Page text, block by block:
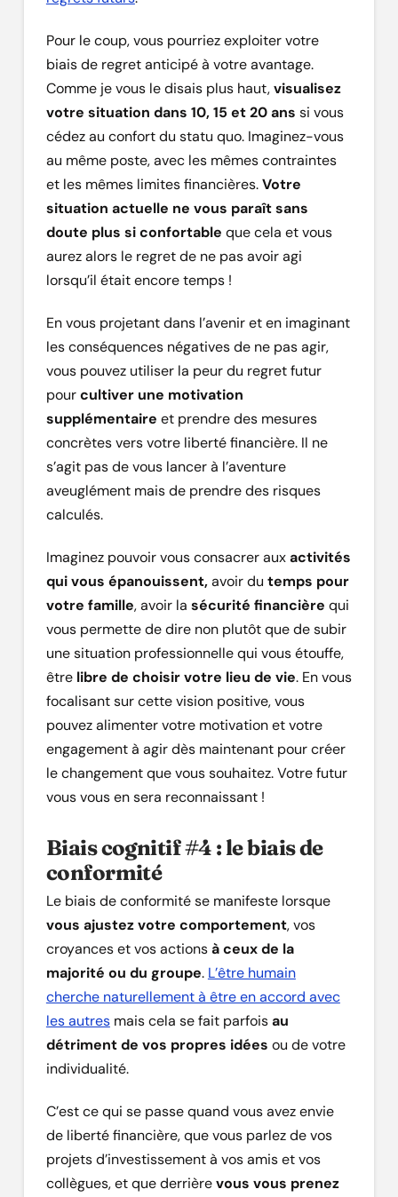
Pour le coup, vous pourriez exploiter votre
biais de regret anticipé à votre avantage.
Comme je vous le disais plus haut,visualisez
votre situation dans 10, 15 et 20 ans si vous
cédez au confort du statu quo. Imaginez-vous
au même poste, avec les mêmes contraintes
et les mêmes limites financières.Votre
situation actuelle ne vous paraît sans
doute plus si confortable que cela et vous
aurez alors le regret de ne pas avoir agi
lorsqu’il était encore temps !
En vous projetant dans l’avenir et en imaginant
les conséquences négatives de ne pas agir,
vous pouvez utiliser la peur du regret futur
pourcultiver une motivation
supplémentaire et prendre des mesures
concrètes vers votre liberté financière. Il ne
s’agit pas de vous lancer à l’aventure
aveuglément mais de prendre des risques
calculés.
Imaginez pouvoir vous consacrer auxactivités
qui vous épanouissent,avoir du temps pour
votre famille, avoir la sécurité financière qui
vous permette de dire non plutôt que de subir
une situation professionnelle qui vous étouffe,
être libre de choisir votre lieu de vie. En vous
focalisant sur cette vision positive, vous
pouvez alimenter votre motivation et votre
engagement à agir dès maintenant pour créer
le changement que vous souhaitez. Votre futur
vous vous en sera reconnaissant !
Biais cognitif #4 : le biais de
conformité
Le biais de conformité se manifeste lorsque
vous ajustez votre comportement, vos
croyances et vos actionsà ceux de la
majorité ou du groupe. L’être humain
cherche naturellement à être en accord avec
les autresmais cela se fait parfoisau
détriment de vos propres idées ou de votre
individualité.
C’est ce qui se passe quand vous avez envie
de liberté financière, que vous parlez de vos
projets d’investissement à vos amis et vos
collègues, et que derrièrevous vous prenez